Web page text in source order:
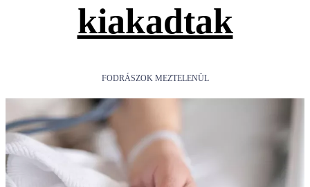
kiakadtak
FODRÁSZOK MEZTELENÜL